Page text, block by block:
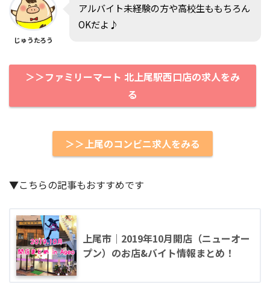
じゅうたろう
アルバイト未経験の方や高校生ももちろん
OKだよ♪
＞＞ファミリーマート 北上尾駅西口店の求人をみ
る
＞＞上尾のコンビニ求人をみる
▼こちらの記事もおすすめです
上尾市｜2019年10月開店（ニューオー
プン）のお店&バイト情報まとめ！